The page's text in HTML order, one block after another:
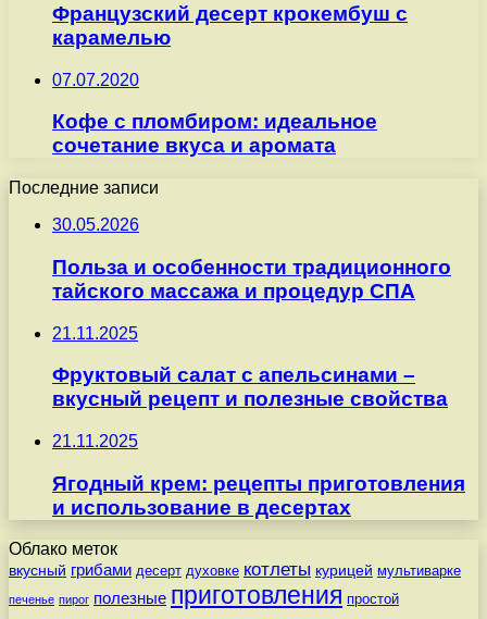
Французский десерт крокембуш с
карамелью
07.07.2020
Кофе с пломбиром: идеальное
сочетание вкуса и аромата
Последние записи
30.05.2026
Польза и особенности традиционного
тайского массажа и процедур СПА
21.11.2025
Фруктовый салат с апельсинами –
вкусный рецепт и полезные свойства
21.11.2025
Ягодный крем: рецепты приготовления
и использование в десертах
Облако меток
вкусный грибами десерт духовке котлеты курицей мультиварке
печенье пирог полезные приготовления простой